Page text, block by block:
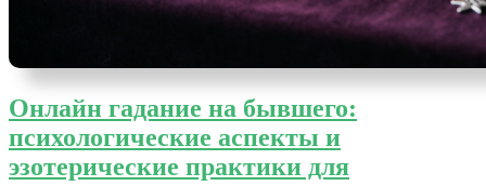
Онлайн гадание на бывшего:
психологические аспекты и
эзотерические практики для